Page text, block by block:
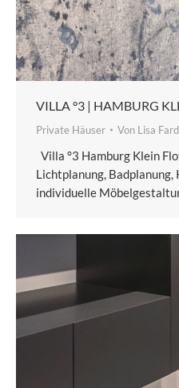
VILLA °3 | HAMBURG
Private Häuser Von Lisa
Villa °3 Hamburg Klein
Lichtplanung, Badplanung,
individuelle